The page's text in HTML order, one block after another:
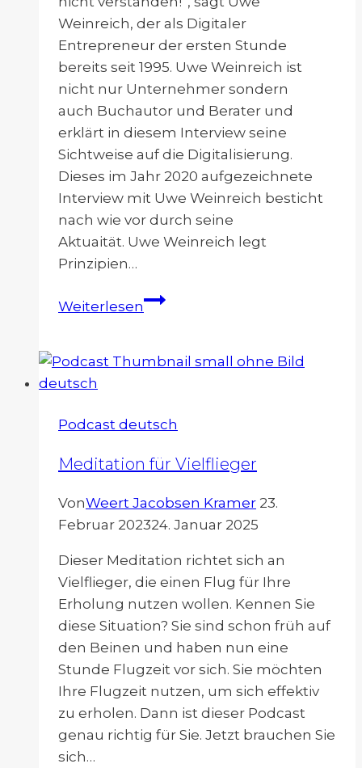
Weinreich, der als Digitaler
Entrepreneur der ersten Stunde
bereits seit 1995. Uwe Weinreich ist
nicht nur Unternehmer sondern
auch Buchautor und Berater und
erklärt in diesem Interview seine
Sichtweise auf die Digitalisierung.
Dieses im Jahr 2020 aufgezeichnete
Interview mit Uwe Weinreich besticht
nach wie vor durch seine
Aktuaität. Uwe Weinreich legt
Prinzipien…
WeiterlesenDigitalisierung
Geschäftsmodelle
Podcast deutsch
Meditation für Vielflieger
VonWeert Jacobsen Kramer 23.
Februar 202324. Januar 2025
Dieser Meditation richtet sich an
Vielflieger, die einen Flug für Ihre
Erholung nutzen wollen. Kennen Sie
diese Situation? Sie sind schon früh auf
den Beinen und haben nun eine
Stunde Flugzeit vor sich. Sie möchten
Ihre Flugzeit nutzen, um sich effektiv
zu erholen. Dann ist dieser Podcast
genau richtig für Sie. Jetzt brauchen Sie
sich…